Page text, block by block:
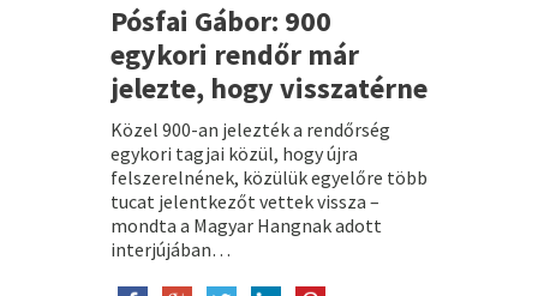
Pósfai Gábor: 900
egykori rendőr már
jelezte, hogy visszatérne
Közel 900-an jelezték a rendőrség
egykori tagjai közül, hogy újra
felszerelnének, közülük egyelőre több
tucat jelentkezőt vettek vissza –
mondta a Magyar Hangnak adott
interjújában…